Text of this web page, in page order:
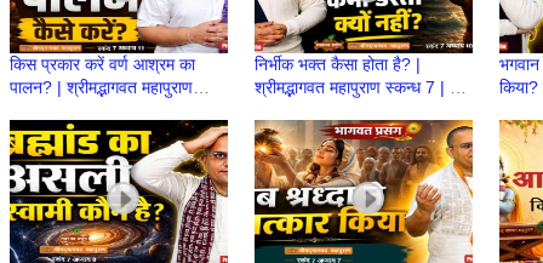
किस प्रकार करें वर्ण आश्रम का
पालन? | श्रीमद्भागवत महापुराण
Mukund Prabhu
निर्भीक भक्त कैसा होता है? |
श्रीमद्भागवत महापुराण स्कन्ध 7 | BP
Prabhu
किया?